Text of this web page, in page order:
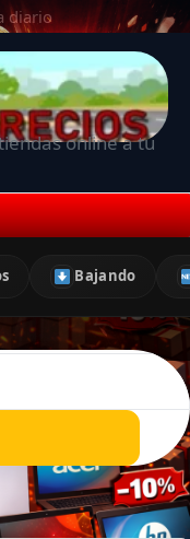
diario
online a tu
Bajando